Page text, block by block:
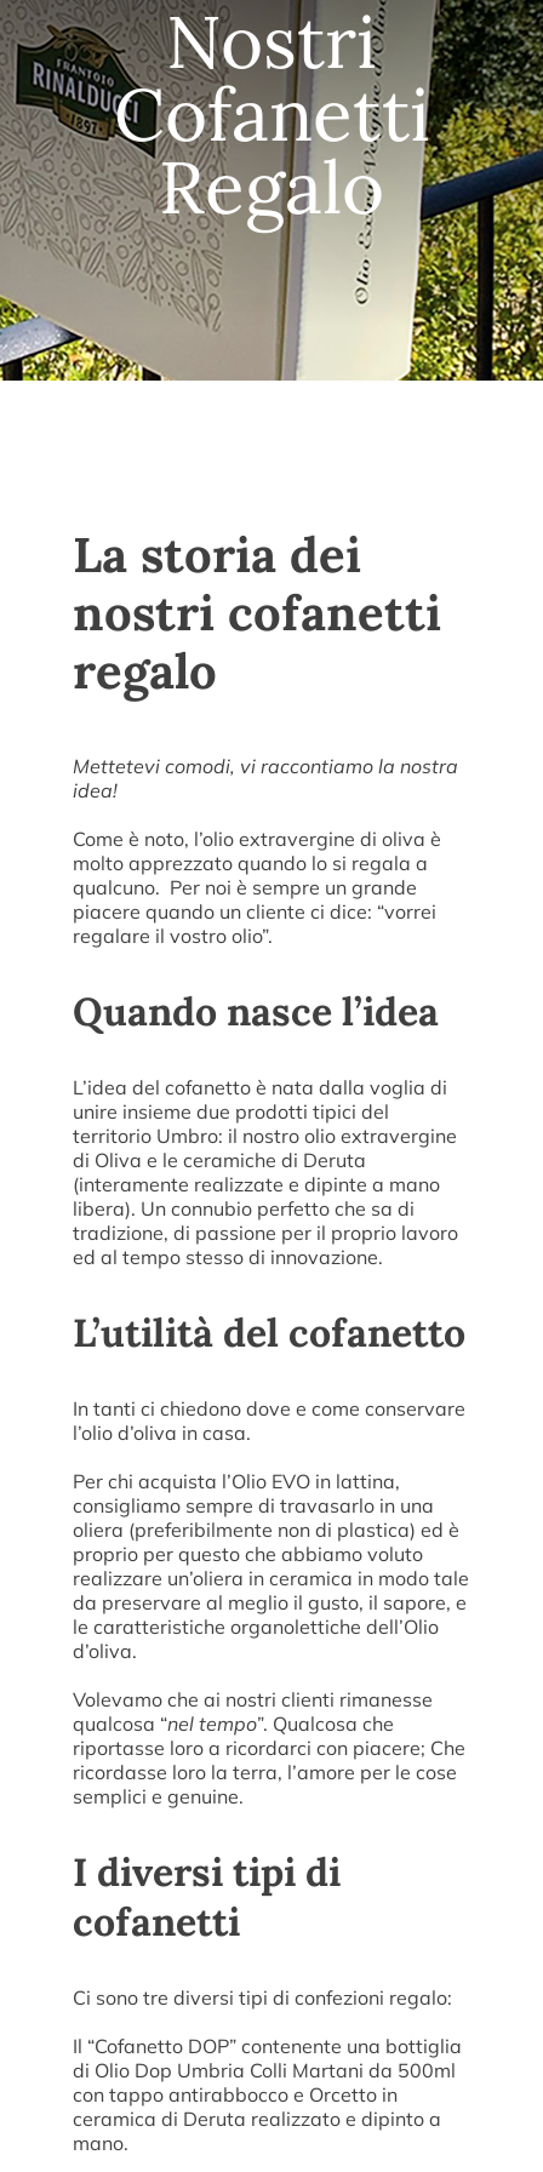
Degustazioni
Magazine
Nostri
Cofanetti
Regalo
La storia dei
nostri cofanetti
regalo
Mettetevi comodi, vi raccontiamo la nostra
idea!
Come è noto, l’olio extravergine di oliva è
molto apprezzato quando lo si regala a
qualcuno. Per noi è sempre un grande
piacere quando un cliente ci dice: “vorrei
regalare il vostro olio”.
Quando nasce l’idea
L’idea del cofanetto è nata dalla voglia di
unire insieme due prodotti tipici del
territorio Umbro: il nostro olio extravergine
di Oliva e le ceramiche di Deruta
(interamente realizzate e dipinte a mano
libera). Un connubio perfetto che sa di
tradizione, di passione per il proprio lavoro
ed al tempo stesso di innovazione.
L’utilità del cofanetto
In tanti ci chiedono dove e come conservare
l’olio d’oliva in casa.
Per chi acquista l’Olio EVO in lattina,
consigliamo sempre di travasarlo in una
oliera (preferibilmente non di plastica) ed è
proprio per questo che abbiamo voluto
realizzare un’oliera in ceramica in modo tale
da preservare al meglio il gusto, il sapore, e
le caratteristiche organolettiche dell’Olio
d’oliva.
Volevamo che ai nostri clienti rimanesse
qualcosa “nel tempo”. Qualcosa che
riportasse loro a ricordarci con piacere; Che
ricordasse loro la terra, l’amore per le cose
semplici e genuine.
I diversi tipi di
cofanetti
Ci sono tre diversi tipi di confezioni regalo:
Il “Cofanetto DOP” contenente una bottiglia
di Olio Dop Umbria Colli Martani da 500ml
con tappo antirabbocco e Orcetto in
ceramica di Deruta realizzato e dipinto a
mano.